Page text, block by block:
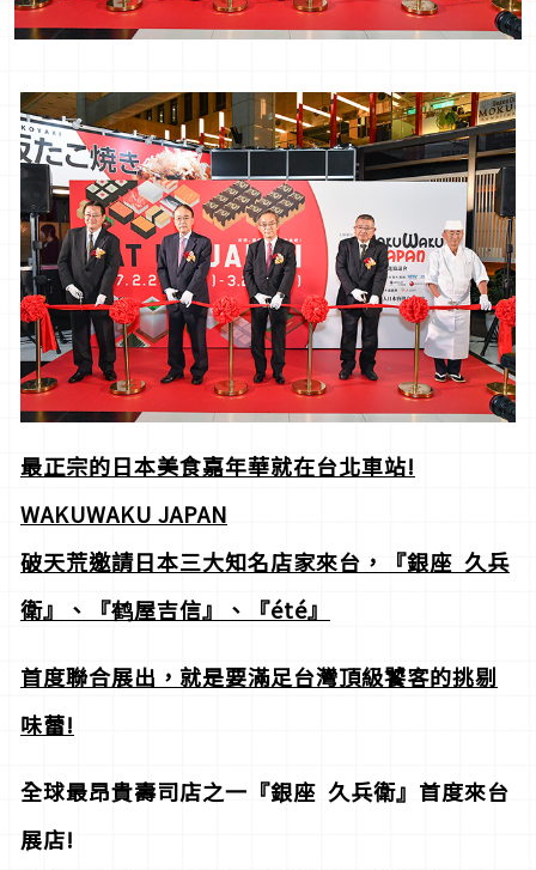
最正宗的日本美食嘉年華就在台北車站!
WAKUWAKU JAPAN
破天荒邀請日本三大知名店家來台，『銀座 久兵
衛』、『鹤屋吉信』、『été』
首度聯合展出，就是要滿足台灣頂級饕客的挑剔
味蕾!
全球最昂貴壽司店之一『銀座 久兵衛』首度來台
展店!